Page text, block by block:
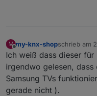
M
Offline
my-knx-shopschrieb am
zuletzt
Ich weiß dass dieser für
irgendwo gelesen, dass
Samsung TVs
gerade nicht ).